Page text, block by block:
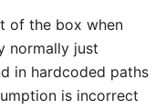
of the box when
normally just
in hardcoded paths
is incorrect